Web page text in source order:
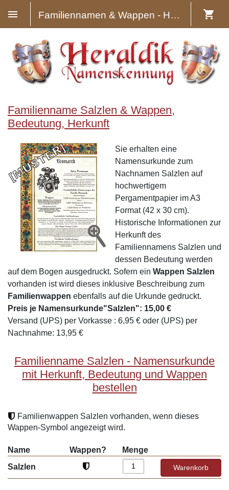
Familiennamen & Wappen - Heraldik
Familienname Salzlen & Wappen,
Bedeutung, Herkunft
Sie erhalten eine
Namensurkunde zum
Nachnamen Salzlen auf
hochwertigem
Pergamentpapier im A3
Format (42 x 30 cm).
Historische Informationen zur
Herkunft des
Familiennamens Salzlen und
dessen Bedeutung werden
auf dem Bogen ausgedruckt. Sofern ein Wappen Salzlen
vorhanden ist wird dieses inklusive Beschreibung zum
Familienwappen ebenfalls auf die Urkunde gedruckt.
Preis je Namensurkunde"Salzlen": 15,00 €
Versand (UPS) per Vorkasse : 6,95 € oder (UPS) per
Nachnahme: 13,95 €
Familienname Salzlen - Namensurkunde
mit Herkunft, Bedeutung und Wappen
bestellen
Familienwappen Salzlen vorhanden, wenn dieses
Wappen-Symbol angezeigt wird.
Name Wappen?
Menge
Salzlen